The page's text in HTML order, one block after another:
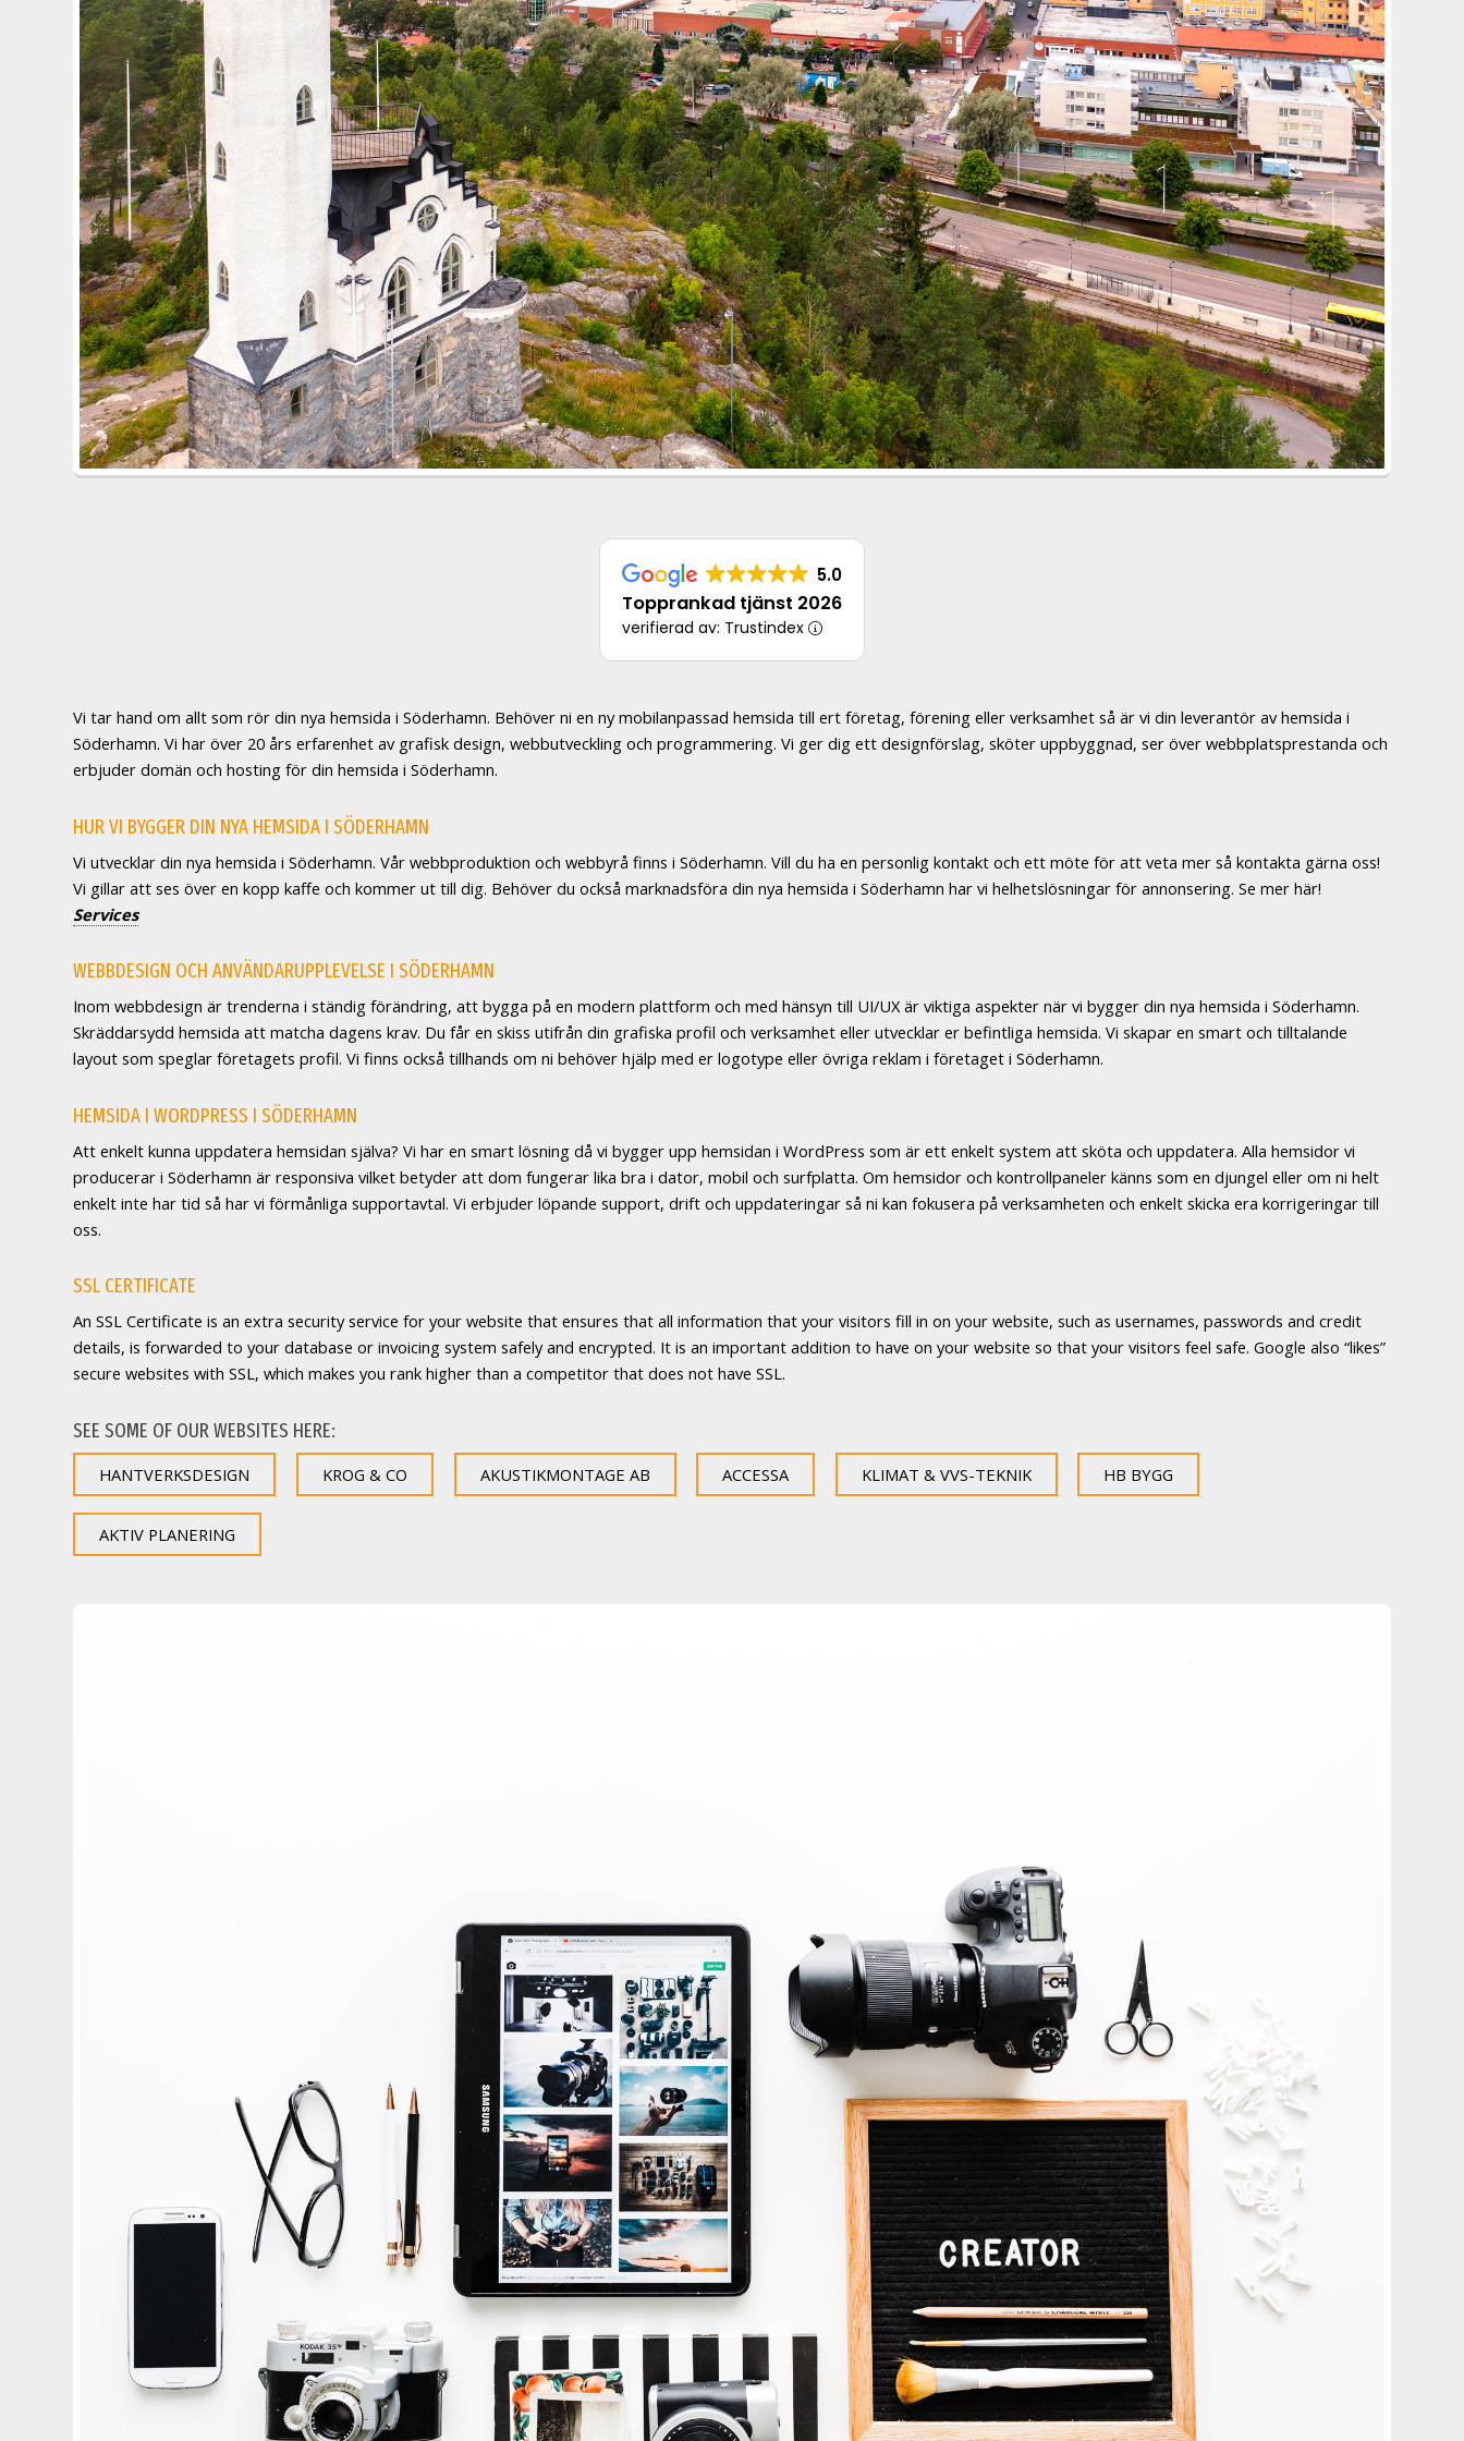
5.0
Topprankad tjänst 2026
verifierad av: Trustindex
Vi tar hand om allt som rör din nya hemsida i Söderhamn. Behöver ni en ny mobilanpassad hemsida till ert företag, förening eller verksamhet så är vi din leverantör av hemsida i
Söderhamn. Vi har över 20 års erfarenhet av grafisk design, webbutveckling och programmering. Vi ger dig ett designförslag, sköter uppbyggnad, ser över webbplatsprestanda och
erbjuder domän och hosting för din hemsida i Söderhamn.
HUR VI BYGGER DIN NYA HEMSIDA I SÖDERHAMN
Vi utvecklar din nya hemsida i Söderhamn. Vår webbproduktion och webbyrå finns i Söderhamn. Vill du ha en personlig kontakt och ett möte för att veta mer så kontakta gärna oss!
Vi gillar att ses över en kopp kaffe och kommer ut till dig. Behöver du också marknadsföra din nya hemsida i Söderhamn har vi helhetslösningar för annonsering. Se mer här!
Services
WEBBDESIGN OCH ANVÄNDARUPPLEVELSE I SÖDERHAMN
Inom webbdesign är trenderna i ständig förändring, att bygga på en modern plattform och med hänsyn till UI/UX är viktiga aspekter när vi bygger din nya hemsida i Söderhamn.
Skräddarsydd hemsida att matcha dagens krav. Du får en skiss utifrån din grafiska profil och verksamhet eller utvecklar er befintliga hemsida. Vi skapar en smart och tilltalande
layout som speglar företagets profil. Vi finns också tillhands om ni behöver hjälp med er logotype eller övriga reklam i företaget i Söderhamn.
HEMSIDA I WORDPRESS I SÖDERHAMN
Att enkelt kunna uppdatera hemsidan själva? Vi har en smart lösning då vi bygger upp hemsidan i WordPress som är ett enkelt system att sköta och uppdatera. Alla hemsidor vi
producerar i Söderhamn är responsiva vilket betyder att dom fungerar lika bra i dator, mobil och surfplatta. Om hemsidor och kontrollpaneler känns som en djungel eller om ni helt
enkelt inte har tid så har vi förmånliga supportavtal. Vi erbjuder löpande support, drift och uppdateringar så ni kan fokusera på verksamheten och enkelt skicka era korrigeringar till
oss.
SSL CERTIFICATE
An SSL Certificate is an extra security service for your website that ensures that all information that your visitors fill in on your website, such as usernames, passwords and credit
details, is forwarded to your database or invoicing system safely and encrypted. It is an important addition to have on your website so that your visitors feel safe. Google also “likes”
secure websites with SSL, which makes you rank higher than a competitor that does not have SSL.
SEE SOME OF OUR WEBSITES HERE:
HANTVERKSDESIGN KROG & CO AKUSTIKMONTAGE AB ACCESSA KLIMAT & VVS-TEKNIK HB BYGG
AKTIV PLANERING